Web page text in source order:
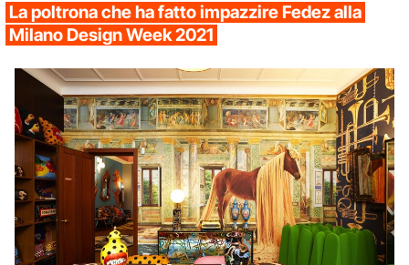
La poltrona che ha fatto impazzire Fedez alla
Milano Design Week 2021